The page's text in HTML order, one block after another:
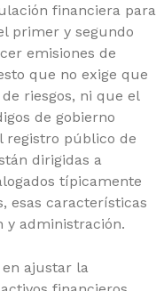
financiera para
primer y segundo
emisiones de
que no exige que
riesgos, ni que el
de gobierno
registro público de
dirigidas a
típicamente
esas características
y administración.
ajustar la